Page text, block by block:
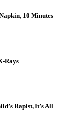
10 Minutes
Rays
Rapist, It’s All